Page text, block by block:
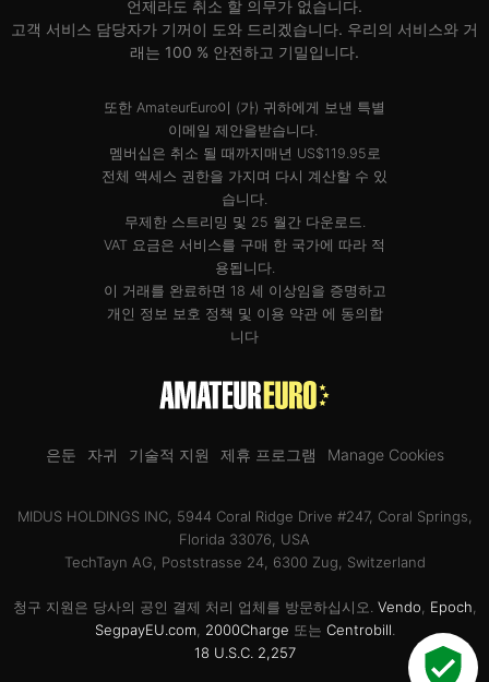
언제라도 취소 할 의무가 없습니다.
고객 서비스 담당자가 기꺼이 도와 드리겠습니다. 우리의 서비스와 거
래는 100 % 안전하고 기밀입니다.
또한 AmateurEuro이 (가) 귀하에게 보낸 특별
이메일 제안을받습니다.
멤버십은 취소 될 때까지매년 US$119.95로
전체 액세스 권한을 가지며 다시 계산할 수 있
습니다.
무제한 스트리밍 및 25 월간 다운로드.
VAT 요금은 서비스를 구매 한 국가에 따라 적
용됩니다.
이 거래를 완료하면 18 세 이상임을 증명하고
개인 정보 보호 정책 및 이용 약관에 동의합
니다
은둔 자귀 기술적 지원 제휴 프로그램 Manage Cookies
MIDUS HOLDINGS INC, 5944 Coral Ridge Drive #247, Coral Springs,
Florida 33076, USA
TechTayn AG, Poststrasse 24, 6300 Zug, Switzerland
청구 지원은 당사의 공인 결제 처리 업체를 방문하십시오. Vendo Epoch
SegpayEU.com
2000Charge 또는 Centrobill
18 U.S.C. 2,257